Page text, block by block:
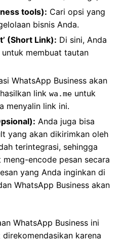
tools): Cari opsi yang
bisnis Anda.
(Short Link): Di sini, Anda
membuat tautan
WhatsApp Business akan
link wa.me untuk
menyalin link ini.
Anda juga bisa
yang akan dikirimkan oleh
terintegrasi, sehingga
encode pesan secara
yang Anda inginkan di
WhatsApp Business akan
WhatsApp Business ini
karena